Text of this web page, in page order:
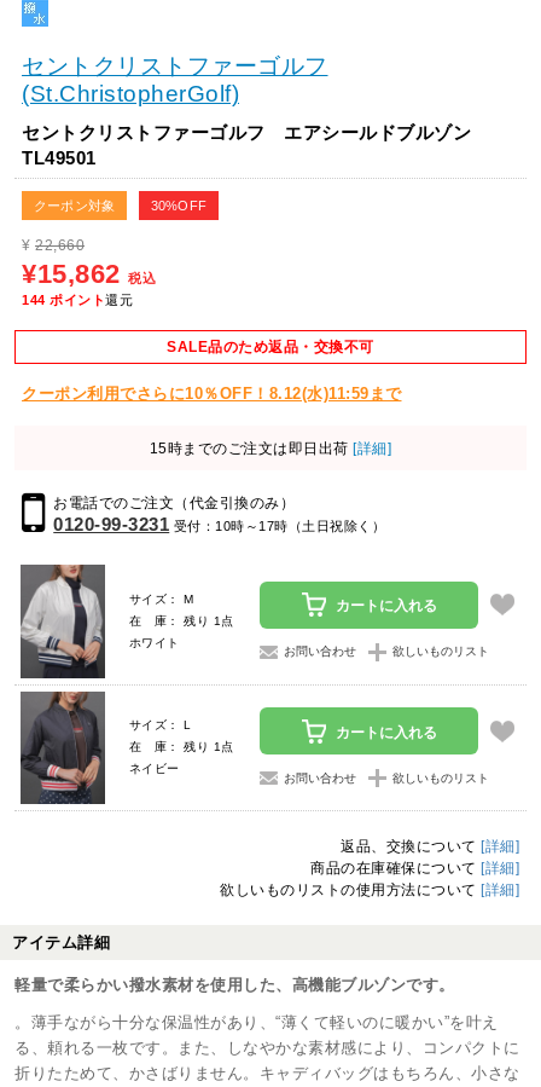
セントクリストファーゴルフ
(St.ChristopherGolf)
セントクリストファーゴルフ エアシールドブルゾン
TL49501
クーポン対象 30%OFF
¥ 22,660
¥15,862 税込
144 ポイント還元
SALE品のため返品・交換不可
クーポン利用でさらに10％OFF！8.12(水)11:59まで
15時までのご注文は即日出荷 [詳細]
お電話でのご注文（代金引換のみ）
0120-99-3231 受付：10時～17時（土日祝除く）
サイズ： M
在 庫： 残り 1点
ホワイト
カートに入れる
お問い合わせ 欲しいものリスト
サイズ： L
在 庫： 残り 1点
ネイビー
カートに入れる
お問い合わせ 欲しいものリスト
返品、交換について [詳細]
商品の在庫確保について [詳細]
欲しいものリストの使用方法について [詳細]
アイテム詳細
軽量で柔らかい撥水素材を使用した、高機能ブルゾンです。
。薄手ながら十分な保温性があり、“薄くて軽いのに暖かい”を叶え
る、頼れる一枚です。また、しなやかな素材感により、コンパクトに
折りたためて、かさばりません。キャディバッグはもちろん、小さな